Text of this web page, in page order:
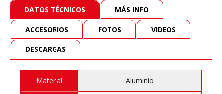
DATOS TÉCNICOS MÁS INFO
ACCESORIOS FOTOS VIDEOS
DESCARGAS
Material Aluminio